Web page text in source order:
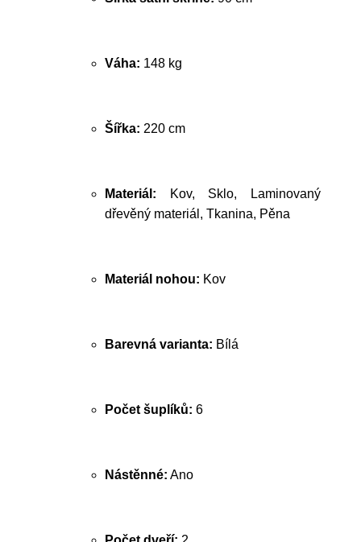
Váha: 148 kg
Šířka: 220 cm
Materiál: Kov, Sklo, Laminovaný
dřevěný materiál, Tkanina, Pěna
Materiál nohou: Kov
Barevná varianta: Bílá
Počet šuplíků: 6
Nástěnné: Ano